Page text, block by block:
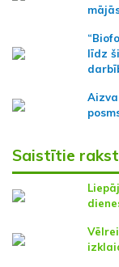
līdz
Saistītie